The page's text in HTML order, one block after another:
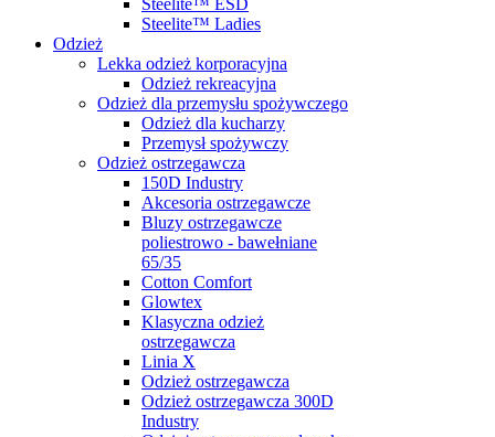
Steelite™ Ladies
Odzież
Lekka odzież korporacyjna
Odzież rekreacyjna
Odzież dla przemysłu spożywczego
Odzież dla kucharzy
Przemysł spożywczy
Odzież ostrzegawcza
150D Industry
Akcesoria ostrzegawcze
Bluzy ostrzegawcze
poliestrowo - bawełniane
65/35
Cotton Comfort
Glowtex
Klasyczna odzież
ostrzegawcza
Linia X
Odzież ostrzegawcza
Odzież ostrzegawcza 300D
Industry